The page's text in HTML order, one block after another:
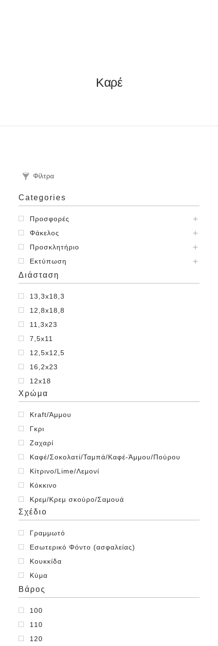
Καρέ
Φίλτρα
Categories
Προσφορές
Φάκελος
Προσκλητήριο
Εκτύπωση
Διάσταση
13,3x18,3
12,8x18,8
11,3x23
7,5x11
12,5x12,5
16,2x23
12x18
23x32,4
12x17,8
14x14
12x29,5
6x9,5
8x13
7,3x10,2
10,5x16
11x18,5
Χρώμα
Kraft/Άμμου
Γκρι
Ζαχαρί
Καφέ/Σοκολατί/Ταμπά/Καφέ-Άμμου/Πούρου
Κίτρινο/Lime/Λεμονί
Κόκκινο
Κρεμ/Κρεμ σκούρο/Σαμουά
Λαδί
Ναυτικό μπλε
Πορτοκαλί
Πράσινο
Ροζ
Σχέδιο
Γραμμωτό
Εσωτερικό Φόντο (ασφαλείας)
Κουκκίδα
Κύμα
Βάρος
100
110
120